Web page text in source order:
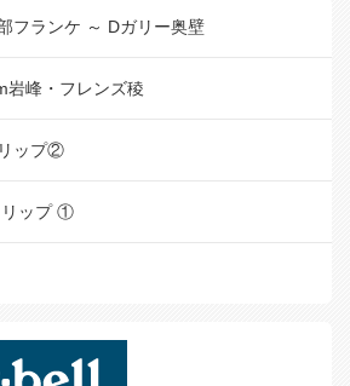
ランケ ～ Dガリー奥壁
峰・フレンズ稜
ップ②
リップ ①